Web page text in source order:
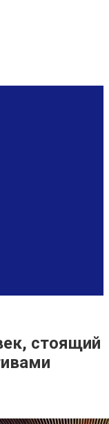
стоящий